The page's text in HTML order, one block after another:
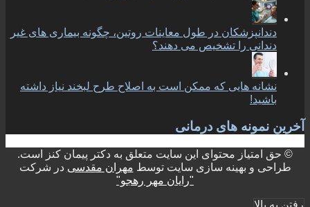
دندانپزشکان در طول معاینات روتین، چگونه بیماری های غیر
دندانی را تشخیص می دهند؟
نشانه هایی که ممکن است به اصلاح طرح لبخند نیاز داشته
باشید!
آخرین نمونه های درمانی
© حق امتیاز محتوای این سایت متعلق به دکتر پیمان کنز است.
طراحی و بهینه سازی سایت توسط مهران مقدسی در شرکت
"رایان مهر رهجو"
رفتن به بالا